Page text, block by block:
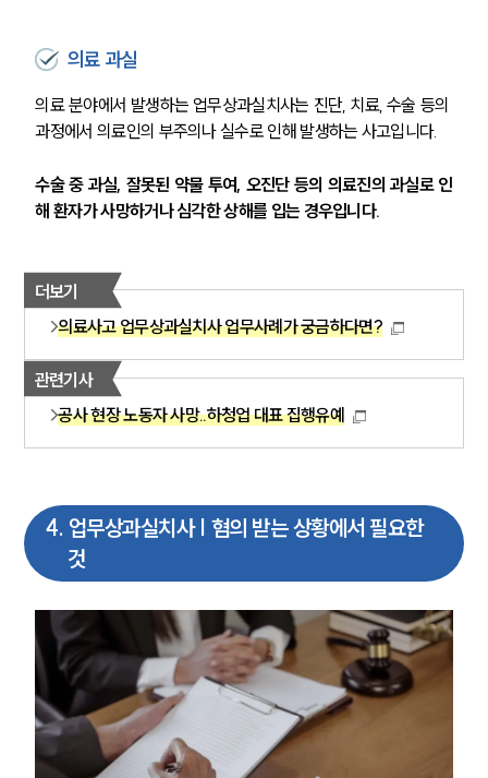
그룹소개
대륜의 강점
오시는 길
글로벌 파트너 로펌
고객의 소리
통합검색
AI대륜
업무사례
의료 과실
의료 분야에서 발생하는 업무상과실치사는 진단, 치료, 수술 등의
과정에서 의료인의 부주의나 실수로 인해 발생하는 사고입니다.
수술 중 과실, 잘못된 약물 투여, 오진단 등의 의료진의 과실로 인
해 환자가 사망하거나 심각한 상해를 입는 경우입니다.
더보기
의료사고 업무상과실치사 업무사례가 궁금하다면?
관련기사
공사 현장 노동자 사망..하청업 대표 집행유예
4. 업무상과실치사 | 혐의 받는 상황에서 필요한
것